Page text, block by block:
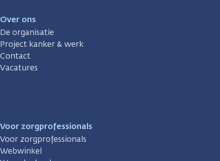
Over ons
De organisatie
Project kanker & werk
Contact
Vacatures
Voor zorgprofessionals
Voor zorgprofessionals
Webwinkel